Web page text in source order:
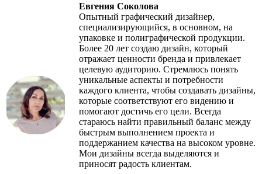
Евгения Соколова
Опытный графический дизайнер,
специализирующийся, в основном, на
упаковке и полиграфической продукции.
Более 20 лет создаю дизайн, который
отражает ценности бренда и привлекает
целевую аудиторию. Стремлюсь понять
уникальные аспекты и потребности
каждого клиента, чтобы создавать дизайны,
которые соответствуют его видению и
помогают достичь его цели. Всегда
стараюсь найти правильный баланс между
быстрым выполнением проекта и
поддержанием качества на высоком уровне.
Мои дизайны всегда выделяются и
приносят радость клиентам.